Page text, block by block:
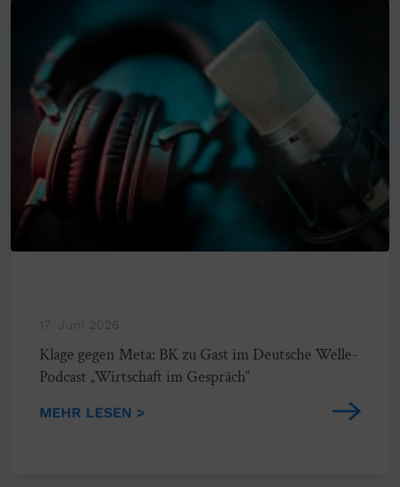
17. Juni 2026
Klage gegen Meta: BK zu Gast im Deutsche Welle-
Podcast „Wirtschaft im Gespräch“
MEHR LESEN >